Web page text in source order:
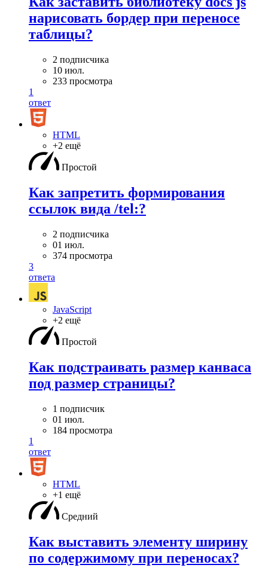
нарисовать бордер при переносе
таблицы?
2 подписчика
10 июл.
233 просмотра
1
ответ
HTML
+2 ещё
Простой
Как запретить формирования
ссылок вида /tel:?
2 подписчика
01 июл.
374 просмотра
3
ответа
JavaScript
+2 ещё
Простой
Как подстраивать размер канваса
под размер страницы?
1 подписчик
01 июл.
184 просмотра
1
ответ
HTML
+1 ещё
Средний
Как выставить элементу ширину
по содержимому при переносах?